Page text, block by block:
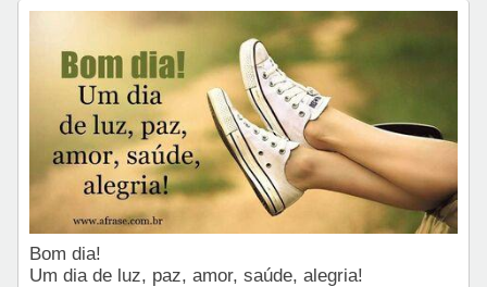
Bom dia!
Um dia de luz, paz, amor, saúde, alegria!